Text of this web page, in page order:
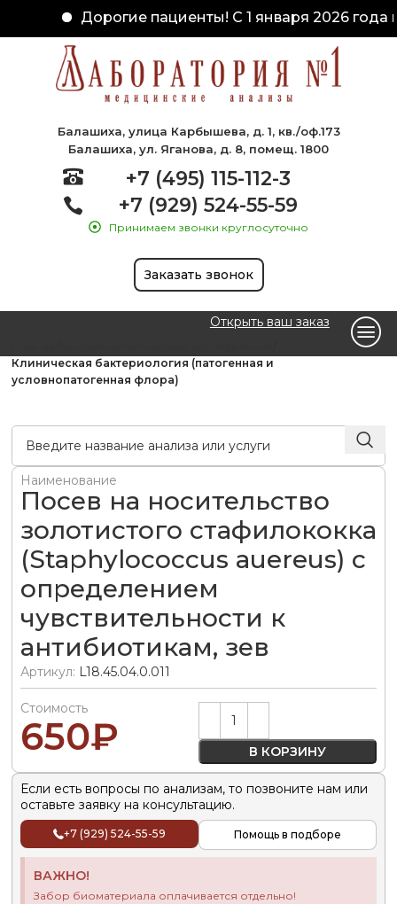
Дорогие пациенты! С 1 января 2026 года
Балашиха, улица Карбышева, д. 1, кв./оф.173
Балашиха, ул. Яганова, д. 8, помещ. 1800
+7 (495) 115-112-3
+7 (929) 524-55-59
Принимаем звонки круглосуточно
Заказать звонок
Открыть ваш заказ
Клиническая бактериология (патогенная и
условнопатогенная флора)
Наименование
Посев на носительство
золотистого стафилококка
(Staphylococcus auereus) с
определением
чувствительности к
антибиотикам, зев
Артикул: L18.45.04.0.011
Стоимость
650₽ В КОРЗИНУ
Alternative:
Если есть вопросы по анализам, то позвоните нам или
оставьте заявку на консультацию.
+7 (929) 524-55-59 Помощь в подборе
ВАЖНО!
Забор биоматериала оплачивается отдельно!